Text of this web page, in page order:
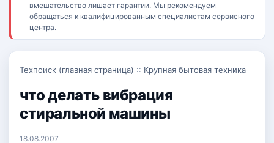
вмешательство лишает гарантии. Мы рекомендуем
обращаться к квалифицированным специалистам сервисного
центра.
Техпоиск (главная страница) :: Крупная бытовая техника
что делать вибрация
стиральной машины
18.08.2007